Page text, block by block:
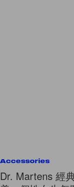
Accessories
Dr. Martens 經